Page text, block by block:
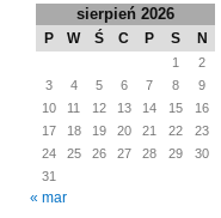
sierpień 2026
P W Ś C P S N
1
2
3
4 5 6 7 8
9
10
11 12 13 14 15
16
17
18 19 20 21 22
23
24
25 26 27 28 29
30
31
« mar